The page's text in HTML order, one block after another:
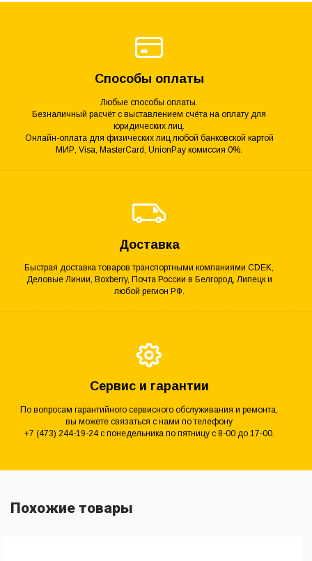
Способы оплаты
Любые способы оплаты.
Безналичный расчёт с выставлением счёта на оплату для
юридических лиц.
Онлайн-оплата для физических лиц любой банковской картой
МИР, Visa, MasterCard, UnionPay комиссия 0%.
Доставка
Быстрая доставка товаров транспортными компаниями CDEK,
Деловые Линии, Boxberry, Почта России в Белгород, Липецк и
любой регион РФ.
Сервис и гарантии
По вопросам гарантийного сервисного обслуживания и ремонта,
вы можете связаться с нами по телефону
+7 (473) 244-19-24 с понедельника по пятницу с 8-00 до 17-00.
Похожие товары